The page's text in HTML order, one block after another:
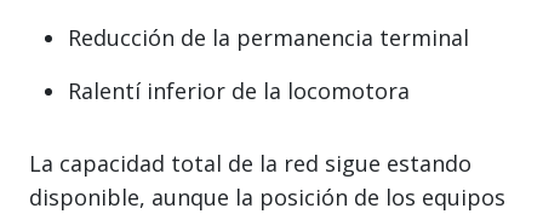
Reducción de la permanencia terminal
Ralentí inferior de la locomotora
La capacidad total de la red sigue estando
disponible, aunque la posición de los equipos